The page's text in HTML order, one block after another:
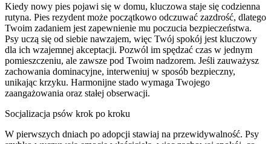
Kiedy nowy pies pojawi się w domu, kluczowa staje się codzienna
rutyna. Pies rezydent może początkowo odczuwać zazdrość, dlatego
Twoim zadaniem jest zapewnienie mu poczucia bezpieczeństwa.
Psy uczą się od siebie nawzajem, więc Twój spokój jest kluczowy
dla ich wzajemnej akceptacji. Pozwól im spędzać czas w jednym
pomieszczeniu, ale zawsze pod Twoim nadzorem. Jeśli zauważysz
zachowania dominacyjne, interweniuj w sposób bezpieczny,
unikając krzyku. Harmonijne stado wymaga Twojego
zaangażowania oraz stałej obserwacji.
Socjalizacja psów krok po kroku
W pierwszych dniach po adopcji stawiaj na przewidywalność. Psy